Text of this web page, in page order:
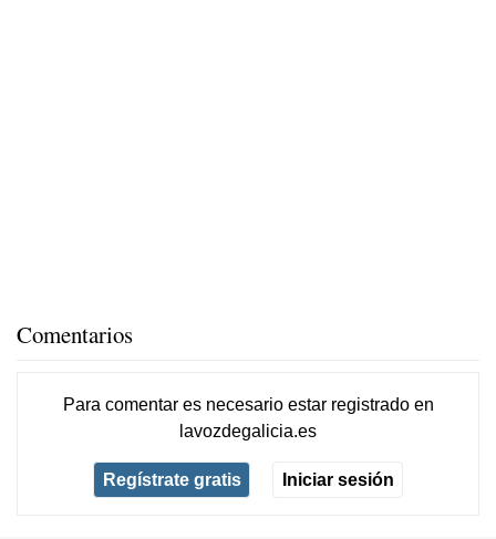
Comentarios
Para comentar es necesario estar registradoen
lavozdegalicia.es
Regístrate gratis Iniciar sesión